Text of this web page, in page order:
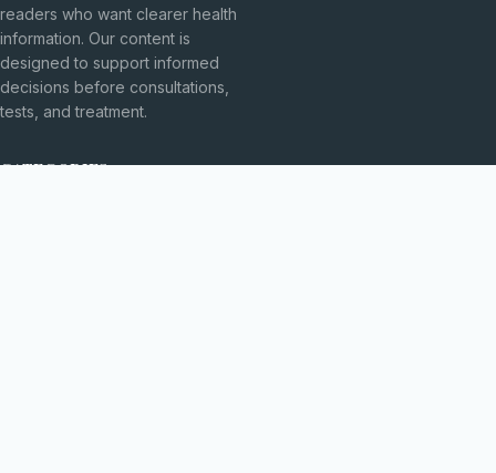
readers who want clearer health
information. Our content is
designed to support informed
decisions before consultations,
tests, and treatment.
CATEGORIES